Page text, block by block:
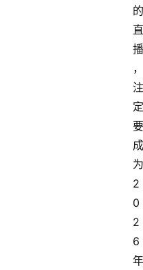
的
直
播
，
注
定
要
成
为
2
0
2
6
年